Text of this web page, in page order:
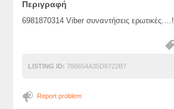
Περιγραφή
6981870314 Viber συναντήσεις ερωτικές….!
LISTING ID: 786654A35D8722B7
Report problem